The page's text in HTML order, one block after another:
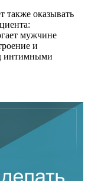
также оказывать
мужчине
и
интимными